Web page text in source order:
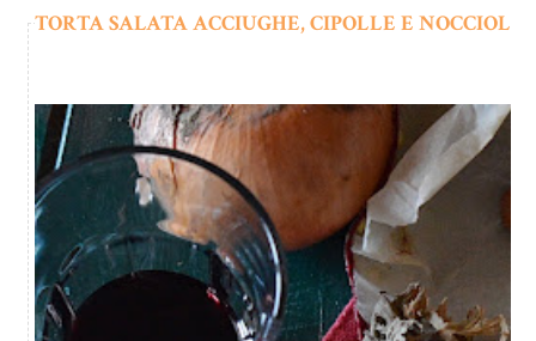
TORTA SALATA ACCIUGHE, CIPOLLE E NOCCIOLE